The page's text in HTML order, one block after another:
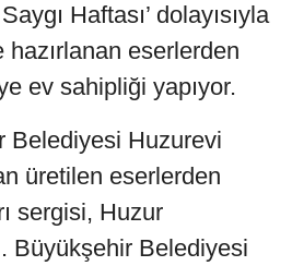
Haftası’ dolayısıyla
eserlerden
ev sahipliği yapıyor.
Belediyesi Huzurevi
üretilen eserlerden
sergisi, Huzur
Büyükşehir Belediyesi